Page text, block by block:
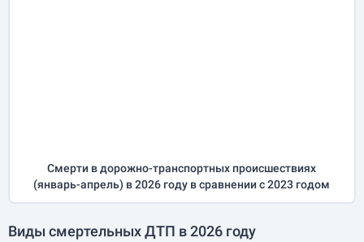
Смерти в дорожно-транспортных происшествиях
(январь-апрель) в 2026 году в сравнении с 2023 годом
Виды смертельных ДТП в 2026 году